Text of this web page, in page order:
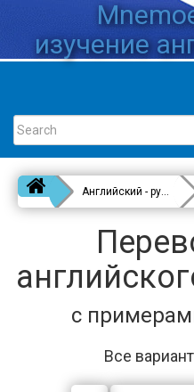
изучение
Английский - русский
с
Все